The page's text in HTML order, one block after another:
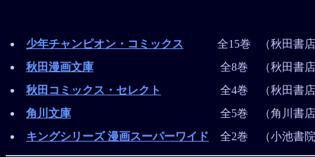
少年チャンピオン・ コミックス 全15巻
（秋田書
秋田漫画文庫
全8巻
（秋田書
秋田コミックス・ セレクト 全4巻
（秋田書
角川文庫
全5巻
（角川書
キングシリーズ 漫画スーパーワイド
全2巻 （小池書